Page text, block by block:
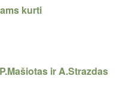
kurti
ir A.Strazdas